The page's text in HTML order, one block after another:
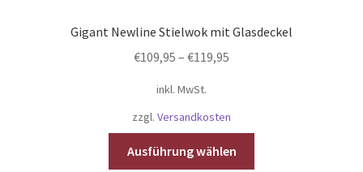
Gigant Newline Stielwok mit Glasdeckel
€109,95 – €119,95
inkl. MwSt.
zzgl. Versandkosten
Ausführung wählen